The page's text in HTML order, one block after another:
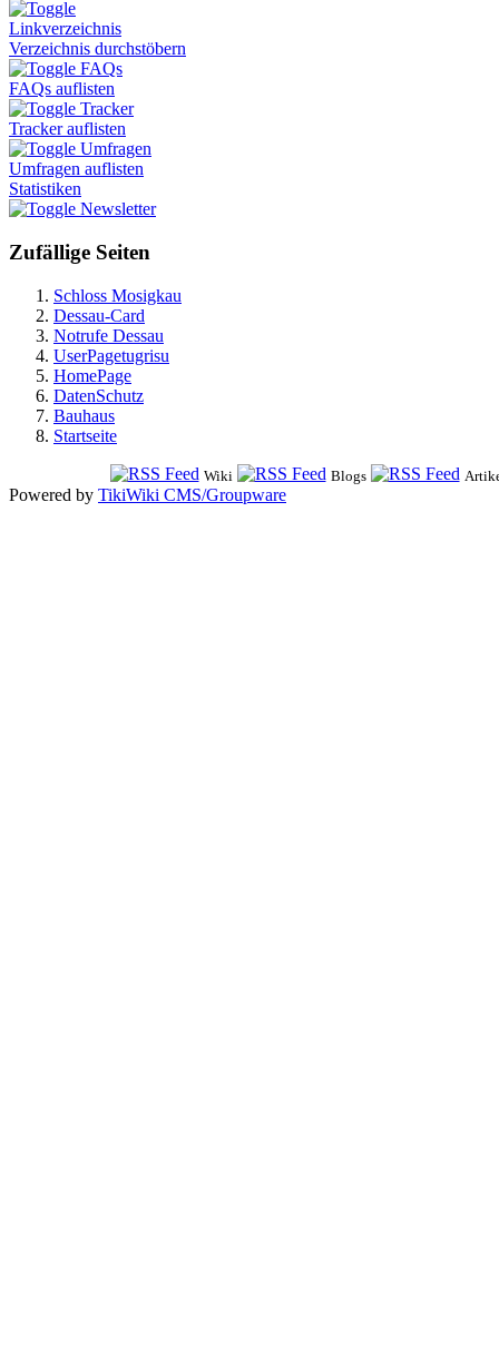
Linkverzeichnis
Verzeichnis durchstöbern
FAQs
FAQs auflisten
Tracker
Tracker auflisten
Umfragen
Umfragen auflisten
Statistiken
Newsletter
Zufällige Seiten
Schloss Mosigkau
Dessau-Card
Notrufe Dessau
UserPagetugrisu
HomePage
DatenSchutz
Bauhaus
Startseite
Wiki Blogs
Powered by TikiWiki CMS/Groupware